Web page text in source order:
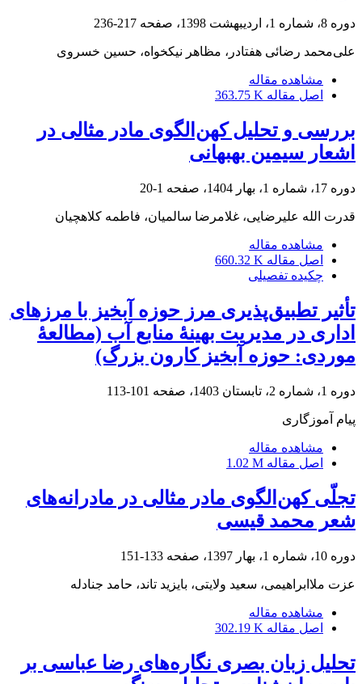
دوره 8، شماره 1، اردیبهشت 1398، صفحه 217-236
علی‌محمد رضائی هفتادر، مظاهر نیکخواه، حسین خسروی
مشاهده مقاله
اصل مقاله 363.75 K
بررسی و تحلیل کهن‌الگوی مادر مثالی در
اشعار سیمین بهبهانی
دوره 17، شماره 1، بهار 1404، صفحه 1-20
قدرت الله علیرضایی، غلامرضا سالمیان، فاطمه کلاهچیان
مشاهده مقاله
اصل مقاله 660.32 K
چکیده تفصیلی
تأثیر تطبیق‌پذیری مرز حوزه آبخیز با مرزهای
اداری در مدیریت بهینۀ منابع آب (مطالعۀ
موردی: حوزه آبخیز کارون بزرگ)
دوره 1، شماره 2، تابستان 1403، صفحه 101-113
پیام آموزگاری
مشاهده مقاله
اصل مقاله 1.02 M
تجلّی کهن‌الگوی مادر مثالی در مادرانه‌های
شعر محمد قیسی
دوره 10، شماره 1، بهار 1397، صفحه 133-151
عزت ملاابراهیمی، سعید ولایتی، بایزید تاند، حامد جنادله
مشاهده مقاله
اصل مقاله 302.19 K
تحلیل زبان بصری نگاره‌های رضا عباسی بر